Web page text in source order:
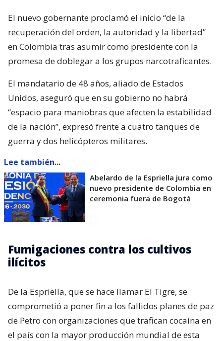
El nuevo gobernante proclamó el inicio “de la
recuperación del orden, la autoridad y la libertad”
en Colombia tras asumir como presidente con la
promesa de doblegar a los grupos narcotraficantes.
El mandatario de 48 años, aliado de Estados
Unidos, aseguró que en su gobierno no habrá
“espacio para maniobras que afecten la estabilidad
de la nación”, expresó frente a cuatro tanques de
guerra y dos helicópteros militares.
Lee también...
Abelardo de la Espriella jura como
nuevo presidente de Colombia en
ceremonia fuera de Bogotá
Fumigaciones contra los cultivos
ilícitos
De la Espriella, que se hace llamar El Tigre, se
comprometió a poner fin a los fallidos planes de paz
de Petro con organizaciones que trafican cocaína en
el país con la mayor producción mundial de esta